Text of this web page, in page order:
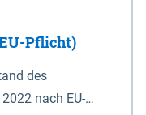
(ETRS 89) mit
Abbildung
32N) dargestellt
Pflicht)
des
nach EU-